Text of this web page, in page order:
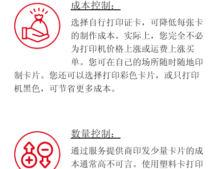
成本控制：
选择自行打印证卡， 可降低每张卡
的制作成本。实际上，您完全不必
为打印机价格上涨或运费上涨买
单。您可在自己的场所随时随地印
制卡片。您还可以选择打印彩色卡片，或只打印
机黑色，可节省更多成本。
数量控制：
通过服务提供商印发少量卡片的成
本通常高不可言。使用塑料卡打印